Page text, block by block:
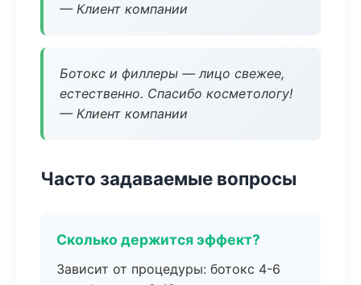
— Клиент компании
Ботокс и филлеры — лицо свежее,
естественно. Спасибо косметологу!
— Клиент компании
Часто задаваемые вопросы
Сколько держится эффект?
Зависит от процедуры: ботокс 4-6